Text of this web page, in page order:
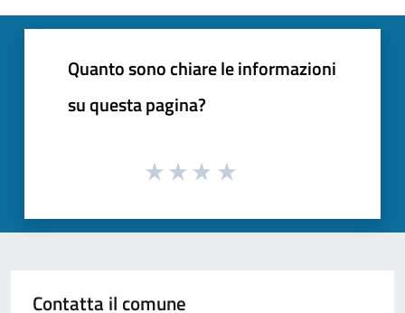
Quanto sono chiare le informazioni
su questa pagina?
Contatta il comune